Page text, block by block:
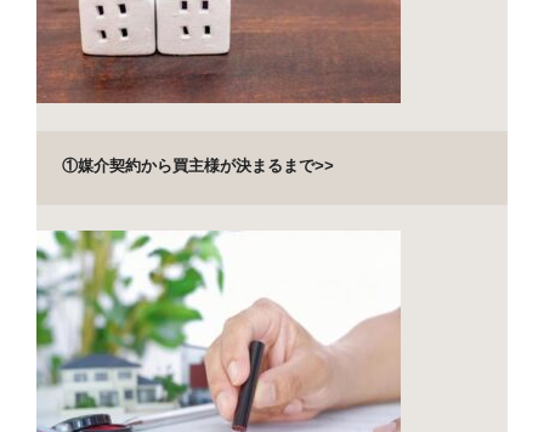
①媒介契約から買主様が決まるまで>>